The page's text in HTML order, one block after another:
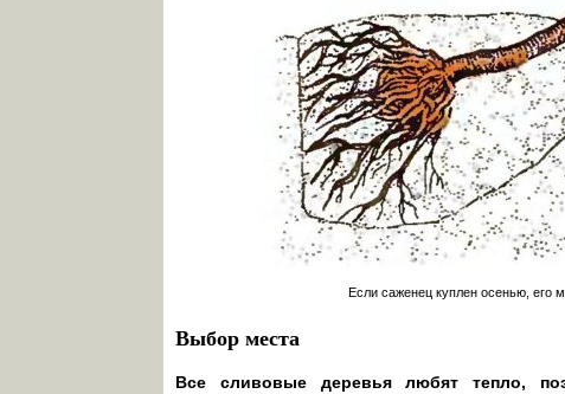
Если саженец куплен осенью, его
Выбор места
Все сливовые деревья любят тепло,